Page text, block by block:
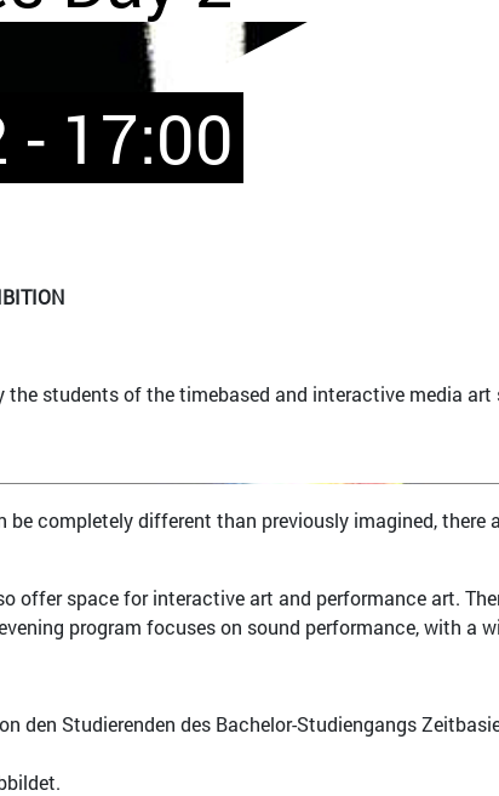
- 17:00
students of the timebased and interactive media
completely different than previously imagined,
offer space for interactive art and performance art.
program focuses on sound performance, with a
den Studierenden des Bachelor-Studiengangs